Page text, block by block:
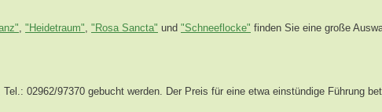
"Heidetraum" "Rosa Sancta" und "Schneeflocke" finden Sie eine große
02962/97370 gebucht werden. Der Preis für eine etwa einstündige Führung